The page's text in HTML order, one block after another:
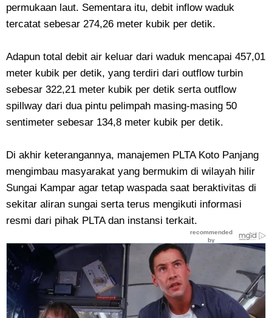
permukaan laut. Sementara itu, debit inflow waduk
tercatat sebesar 274,26 meter kubik per detik.
Adapun total debit air keluar dari waduk mencapai 457,01
meter kubik per detik, yang terdiri dari outflow turbin
sebesar 322,21 meter kubik per detik serta outflow
spillway dari dua pintu pelimpah masing-masing 50
sentimeter sebesar 134,8 meter kubik per detik.
Di akhir keterangannya, manajemen PLTA Koto Panjang
mengimbau masyarakat yang bermukim di wilayah hilir
Sungai Kampar agar tetap waspada saat beraktivitas di
sekitar aliran sungai serta terus mengikuti informasi
resmi dari pihak PLTA dan instansi terkait.